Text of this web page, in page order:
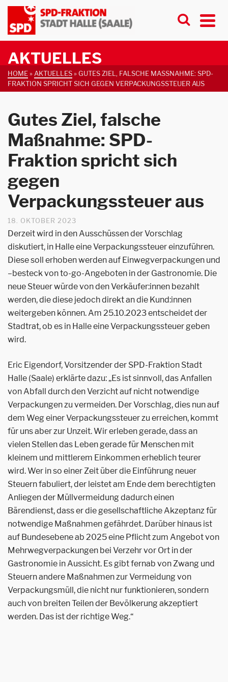
AKTUELLES
HOME» AKTUELLES»GUTES ZIEL, FALSCHE MASSNAHME: SPD-F
RAKTION SPRICHT SICH GEGEN VERPACKUNGSSTEUER AUS
Gutes Ziel, falsche
Maßnahme: SPD-
Fraktion spricht sich
gegen
Verpackungssteuer aus
18. OKTOBER 2023
Derzeit wird in den Ausschüssen der Vorschlag
diskutiert, in Halle eine Verpackungssteuer einzuführen.
Diese soll erhoben werden auf Einwegverpackungen und
–besteck von to-go-Angeboten in der Gastronomie. Die
neue Steuer würde von den Verkäufer:innen bezahlt
werden, die diese jedoch direkt an die Kund:innen
weitergeben können. Am 25.10.2023 entscheidet der
Stadtrat, ob es in Halle eine Verpackungssteuer geben
wird.
Eric Eigendorf, Vorsitzender der SPD-Fraktion Stadt
Halle (Saale) erklärte dazu: „Es ist sinnvoll, das Anfallen
von Abfall durch den Verzicht auf nicht notwendige
Verpackungen zu vermeiden. Der Vorschlag, dies nun auf
dem Weg einer Verpackungssteuer zu erreichen, kommt
für uns aber zur Unzeit. Wir erleben gerade, dass an
vielen Stellen das Leben gerade für Menschen mit
kleinem und mittlerem Einkommen erheblich teurer
wird. Wer in so einer Zeit über die Einführung neuer
Steuern fabuliert, der leistet am Ende dem berechtigten
Anliegen der Müllvermeidung dadurch einen
Bärendienst, dass er die gesellschaftliche Akzeptanz für
notwendige Maßnahmen gefährdet. Darüber hinaus ist
auf Bundesebene ab 2025 eine Pflicht zum Angebot von
Mehrwegverpackungen bei Verzehr vor Ort in der
Gastronomie in Aussicht. Es gibt fernab von Zwang und
Steuern andere Maßnahmen zur Vermeidung von
Verpackungsmüll, die nicht nur funktionieren, sondern
auch von breiten Teilen der Bevölkerung akzeptiert
werden. Das ist der richtige Weg.“